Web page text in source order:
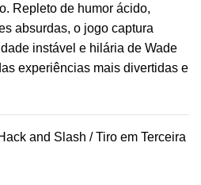
Repleto de humor ácido,
absurdas, o jogo captura
instável e hilária de Wade
experiências mais divertidas e
and Slash / Tiro em Terceira